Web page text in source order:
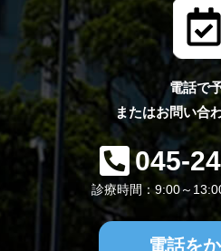
電話で
またはお問い合
045-
診療時間：9:00～
電話を